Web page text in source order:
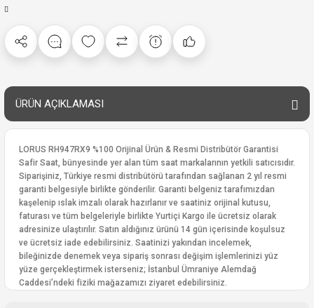
ÜRÜN AÇIKLAMASI
LORUS RH947RX9 %100 Orijinal Ürün & Resmi Distribütör Garantisi
Safir Saat, bünyesinde yer alan tüm saat markalarının yetkili satıcısıdır.
Siparişiniz, Türkiye resmi distribütörü tarafından sağlanan 2 yıl resmi
garanti belgesiyle birlikte gönderilir. Garanti belgeniz tarafımızdan
kaşelenip ıslak imzalı olarak hazırlanır ve saatiniz orijinal kutusu,
faturası ve tüm belgeleriyle birlikte Yurtiçi Kargo ile ücretsiz olarak
adresinize ulaştırılır. Satın aldığınız ürünü 14 gün içerisinde koşulsuz
ve ücretsiz iade edebilirsiniz. Saatinizi yakından incelemek,
bileğinizde denemek veya sipariş sonrası değişim işlemlerinizi yüz
yüze gerçekleştirmek isterseniz; İstanbul Ümraniye Alemdağ
Caddesi’ndeki fiziki mağazamızı ziyaret edebilirsiniz.